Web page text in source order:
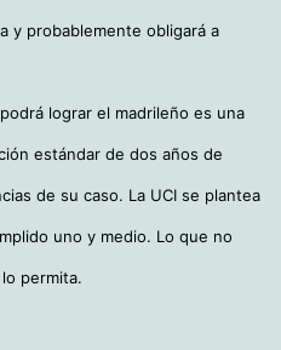
y probablemente obligará a
lograr el madrileño es una
estándar de dos años de
de su caso. La UCI se plantea
uno y medio. Lo que no
permita.